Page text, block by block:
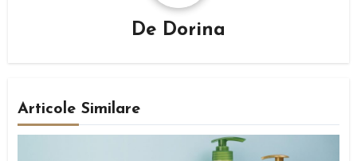
De Dorina
Articole Similare